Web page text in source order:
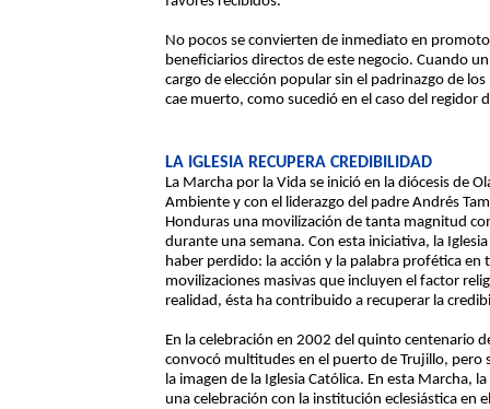
No pocos se convierten de inmediato en
beneficiarios directos de este negocio. Cuando
cargo de elección popular sin el padrinazgo de
cae muerto, como sucedió en el caso del regidor
LA IGLESIA RECUPERA CREDIBILIDAD
La Marcha por la Vida se inició en la diócesis de
Ambiente y con el liderazgo del padre Andrés
Honduras una movilización de tanta magnitud
durante una semana. Con esta iniciativa, la
haber perdido: la acción y la palabra profética
movilizaciones masivas que incluyen el factor
realidad, ésta ha contribuido a recuperar la
En la celebración en 2002 del quinto centenario
convocó multitudes en el puerto de Trujillo,
la imagen de la Iglesia Católica. En esta Marcha,
una celebración con la institución eclesiástica en